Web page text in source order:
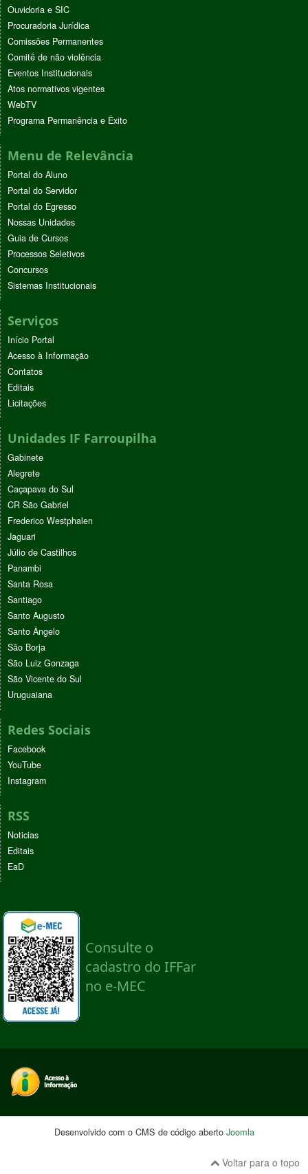
Ouvidoria e SIC
Procuradoria Jurídica
Comissões Permanentes
Comitê de não violência
Eventos Institucionais
Atos normativos vigentes
WebTV
Programa Permanência e Êxito
Menu de Relevância
Portal do Aluno
Portal do Servidor
Portal do Egresso
Nossas Unidades
Guia de Cursos
Processos Seletivos
Concursos
Sistemas Institucionais
Serviços
Início Portal
Acesso à Informação
Contatos
Editais
Licitações
Unidades IF Farroupilha
Gabinete
Alegrete
Caçapava do Sul
CR São Gabriel
Frederico Westphalen
Jaguari
Júlio de Castilhos
Panambi
Santa Rosa
Santiago
Santo Augusto
Santo Ângelo
São Borja
São Luiz Gonzaga
São Vicente do Sul
Uruguaiana
Redes Sociais
Facebook
YouTube
Instagram
RSS
Noticias
Editais
EaD
Desenvolvido com o CMS de código aberto Joomla
Voltar para o topo